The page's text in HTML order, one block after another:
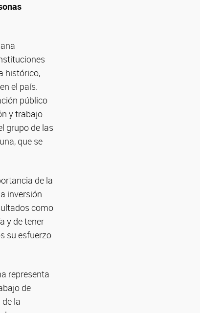
histórico,
el país.
público
y trabajo
grupo de las
que se
de la
inversión
como
y de tener
su esfuerzo
representa
de
la